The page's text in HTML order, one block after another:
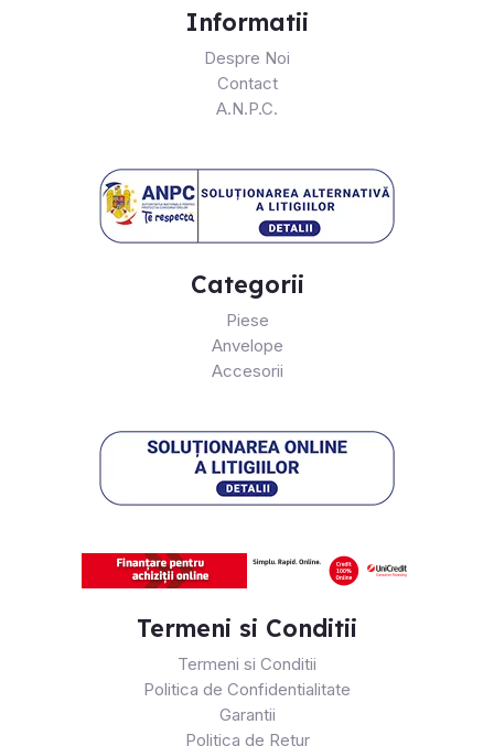
Informatii
Despre Noi
Contact
A.N.P.C.
Categorii
Piese
Anvelope
Accesorii
Termeni si Conditii
Termeni si Conditii
Politica de Confidentialitate
Garantii
Politica de Retur